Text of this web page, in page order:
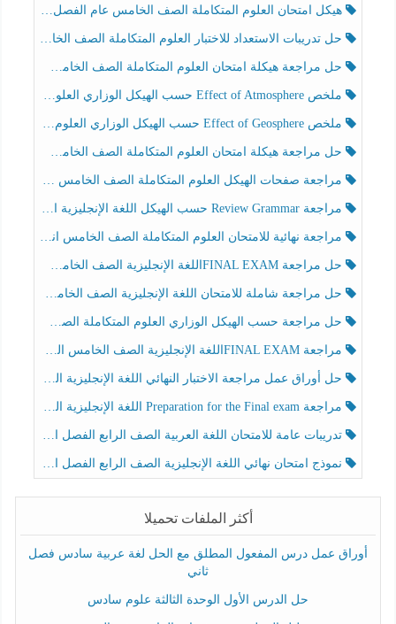
هيكل امتحان العلوم المتكاملة الصف الخامس عام الفصل الدراسي الثالث 2025-2026
حل تدريبات الاستعداد للاختبار العلوم المتكاملة الصف الخامس عام الفصل الثالث
حل مراجعة هيكلة امتحان العلوم المتكاملة الصف الخامس انسبير الفصل الثالث
ملخص Effect of Atmosphere حسب الهيكل الوزاري العلوم المتكاملة الصف الخامس انسبير الفصل الثالث
ملخص Effect of Geosphere حسب الهيكل الوزاري العلوم المتكاملة الصف الخامس انسبير الفصل الثالث
حل مراجعة هيكلة امتحان العلوم المتكاملة الصف الخامس عام الفصل الثالث
مراجعة صفحات الهيكل العلوم المتكاملة الصف الخامس انسبير الفصل الثالث
مراجعة Review Grammar حسب الهيكل اللغة الإنجليزية الصف الخامس الفصل الثالث
مراجعة نهائية للامتحان العلوم المتكاملة الصف الخامس انسبير الفصل الثالث
حل مراجعة FINAL EXAMاللغة الإنجليزية الصف الخامس الفصل الثالث
حل مراجعة شاملة للامتحان اللغة الإنجليزية الصف الخامس الفصل الثالث
حل مراجعة حسب الهيكل الوزاري العلوم المتكاملة الصف الخامس عام الفصل الثالث
مراجعة FINAL EXAMاللغة الإنجليزية الصف الخامس الفصل الثالث
حل أوراق عمل مراجعة الاختبار النهائي اللغة الإنجليزية الصف الرابع الفصل الثالث
مراجعة Preparation for the Final exam اللغة الإنجليزية الصف الرابع الفصل الثالث
تدريبات عامة للامتحان اللغة العربية الصف الرابع الفصل الثالث
نموذج امتحان نهائي اللغة الإنجليزية الصف الرابع الفصل الثالث
أكثر الملفات تحميلا
أوراق عمل درس المفعول المطلق مع الحل لغة عربية سادس فصل
ثاني
حل الدرس الأول الوحدة الثالثة علوم سادس